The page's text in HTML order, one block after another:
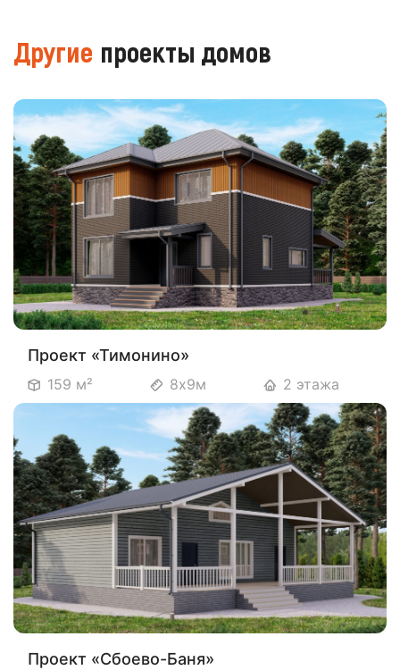
Другие проекты домов
Проект «Тимонино»
159 м² 8х9м 2 этажа
Проект «Сбоево-Баня»